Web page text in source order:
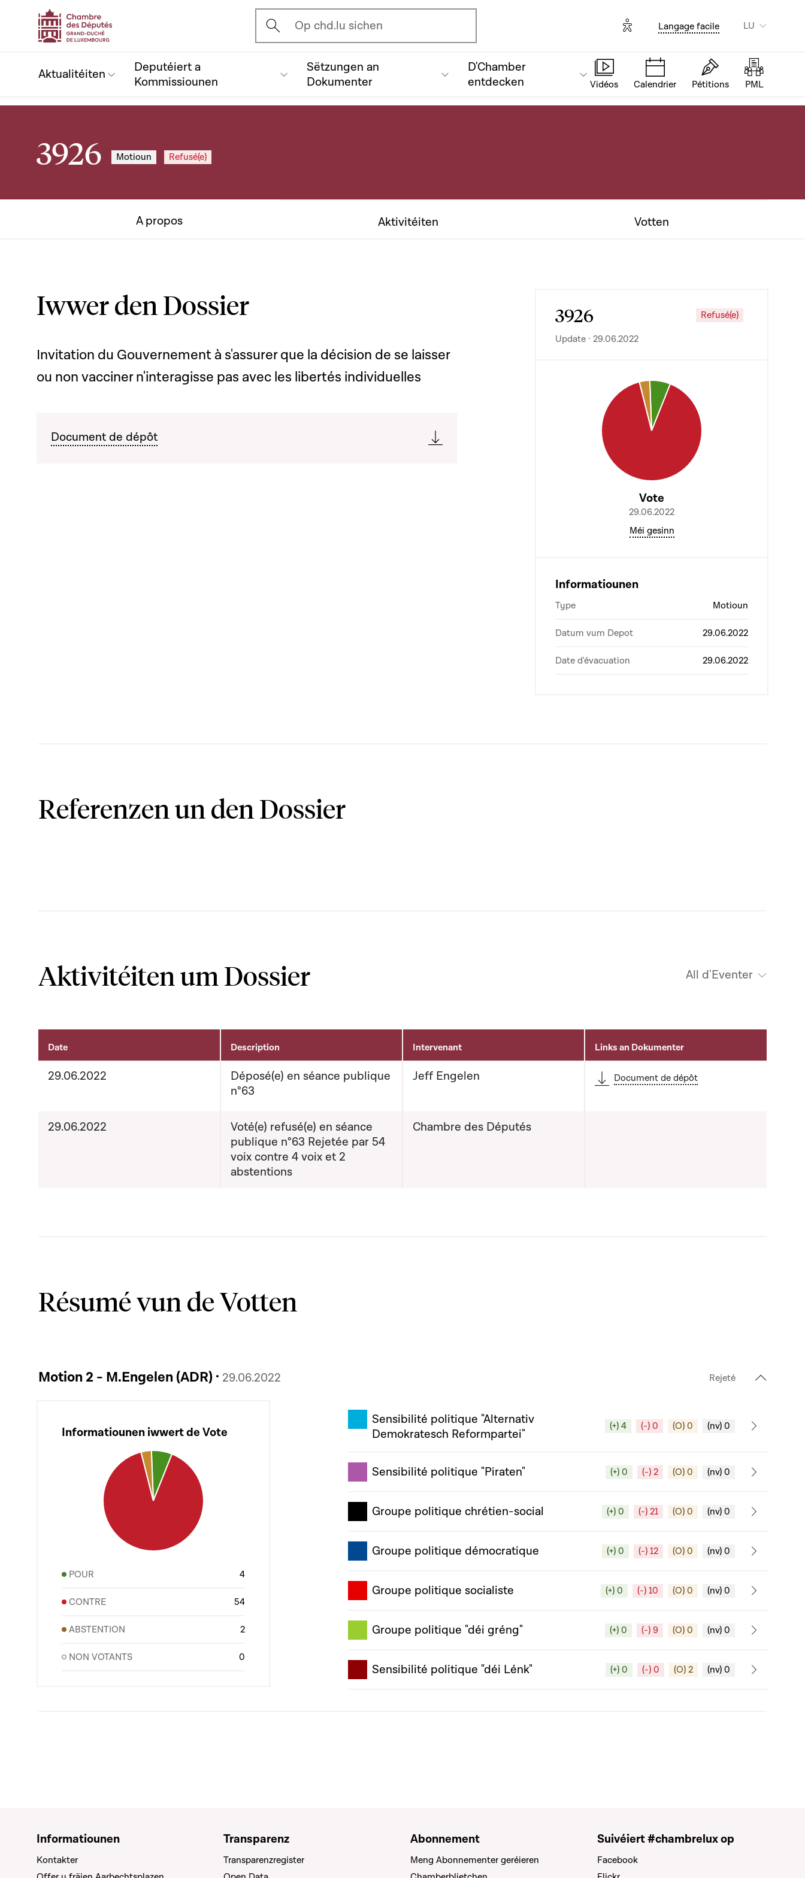
Ouvrir l'écran de recherche
Op chd.lu sichen Options d'accessibilité
Langage facile LU
Aktualitéiten
Deputéiert a
Kommissiounen
Sëtzungen an
Dokumenter
D'Chamber
entdecken
Vidéos Calendrier Pétitions PML
3926 Motioun Refusé(e)
A propos Aktivitéiten Votten
Iwwer den Dossier
Invitation du Gouvernement à s'assurer que la décision de se laisser
ou non vacciner n'interagisse pas avec les libertés individuelles
Document de dépôt
3926 Refusé(e)
Update · 29.06.2022
Vote
29.06.2022
Méi gesinn
Informatiounen
Type Motioun
Datum vum Depot 29.06.2022
Date d'évacuation 29.06.2022
Referenzen un den Dossier
Aktivitéiten um Dossier All d'Eventer
Aktivitéiten um Dossier
Date Description Intervenant Links an Dokumenter
29.06.2022
Déposé(e) en séance publique
n°63
Jeff Engelen Document de dépôt
29.06.2022
Voté(e) refusé(e) en séance
publique n°63 Rejetée par 54
voix contre 4 voix et 2
abstentions
Chambre des Députés
Résumé vun de Votten
Motion 2 - M.Engelen (ADR) · 29.06.2022 Rejeté
Informatiounen iwwert de Vote
POUR 4
CONTRE 54
ABSTENTION 2
NON VOTANTS 0
Sensibilité politique "Alternativ
Demokratesch Reformpartei"
(+) 4 (-) 0 (O) 0 (nv) 0
Sensibilité politique "Piraten" (+) 0 (-) 2 (O) 0 (nv) 0
Groupe politique chrétien-social (+) 0 (-) 21 (O) 0 (nv) 0
Groupe politique démocratique (+) 0 (-) 12 (O) 0 (nv) 0
Groupe politique socialiste (+) 0 (-) 10 (O) 0 (nv) 0
Groupe politique "déi gréng" (+) 0 (-) 9 (O) 0 (nv) 0
Sensibilité politique "déi Lénk" (+) 0 (-) 0 (O) 2 (nv) 0
Informatiounen
Kontakter
Transparenz
Transparenzregister
Abonnement
Meng Abonnementer geréieren
Suivéiert #chambrelux op
Facebook